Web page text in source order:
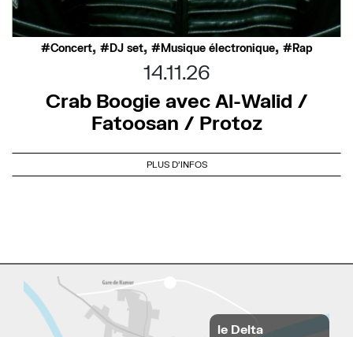
Concert, DJ set, Musique électronique, Rap
14.11.26
Crab Boogie avec Al-Walid /
Fatoosan / Protoz
PLUS D'INFOS
le Delta